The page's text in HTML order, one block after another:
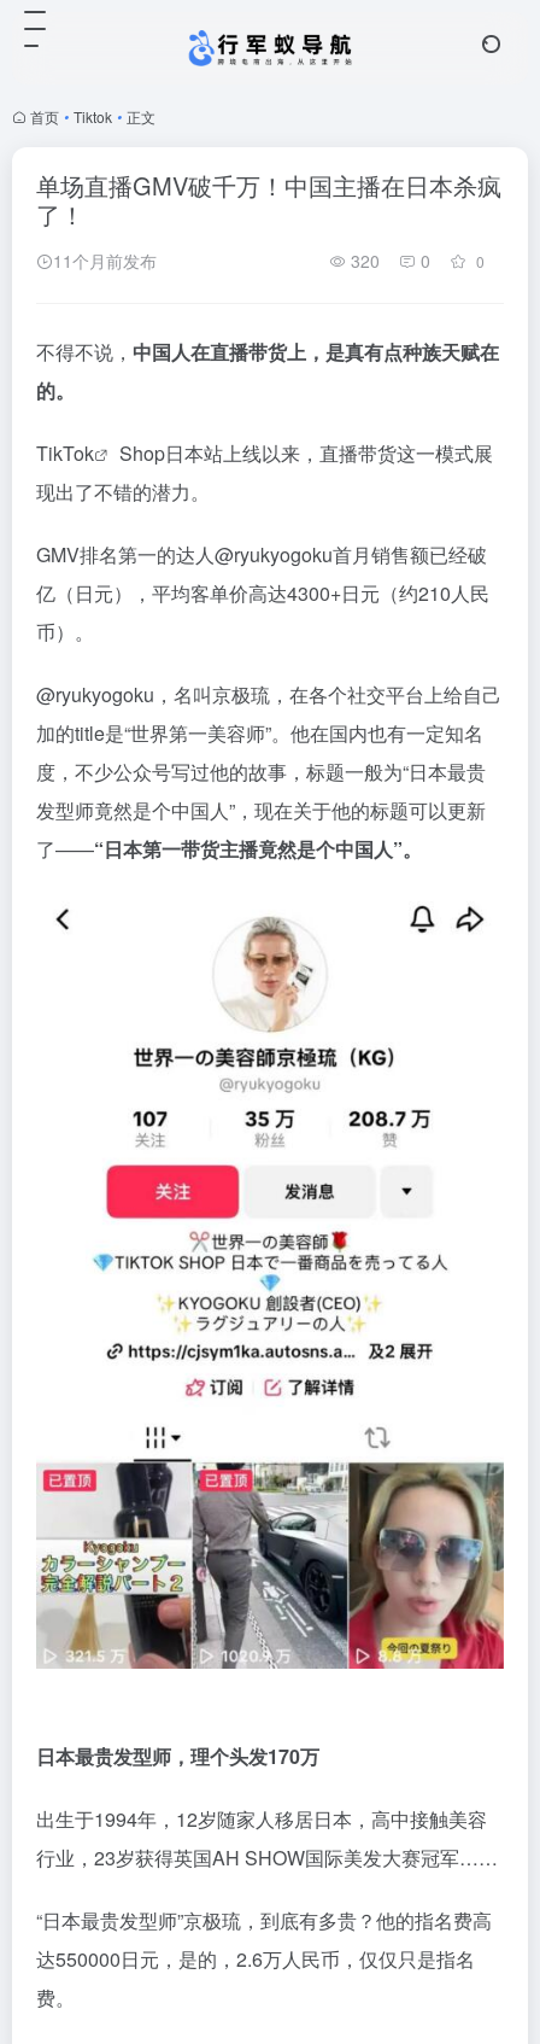
首页 • Tiktok • 正文
单场直播GMV破千万！中国主播在日本杀疯
了！
11个月前发布 320 0 0
不得不说， 中国人在直播带货上，是真有点种族天赋在
的。
TikTok
Shop日本站上线以来，直播带货这一模式展
现出了不错的潜力。
GMV排名第一的达人@ryukyogoku首月销售额已经破
亿（日元），平均客单价高达4300+日元（约210人民
币）。
@ryukyogoku，名叫京极琉，在各个社交平台上给自己
加的title是“世界第一美容师”。他在国内也有一定知名
度，不少公众号写过他的故事，标题一般为“日本最贵
发型师竟然是个中国人”，现在关于他的标题可以更新
了——“日本第一带货主播竟然是个中国人”。
日本最贵发型师，理个头发170万
出生于1994年，12岁随家人移居日本，高中接触美容
行业，23岁获得英国AH SHOW国际美发大赛冠军……
“日本最贵发型师”京极琉，到底有多贵？他的指名费高
达550000日元，是的，2.6万人民币，仅仅只是指名
费。